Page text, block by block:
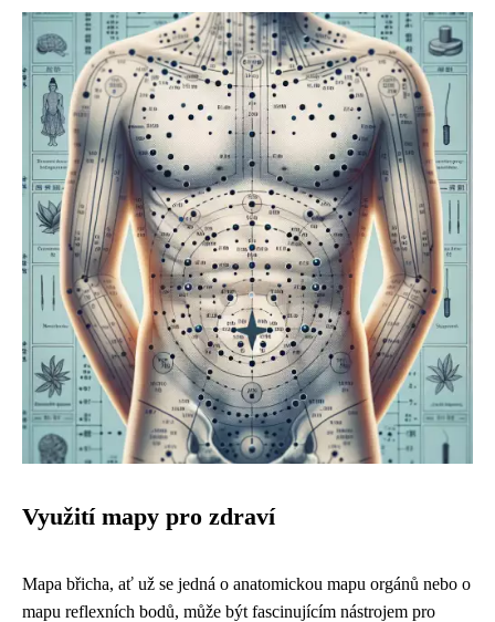
Využití mapy pro zdraví
Mapa břicha, ať už se jedná o anatomickou mapu orgánů nebo o
mapu reflexních bodů, může být fascinujícím nástrojem pro